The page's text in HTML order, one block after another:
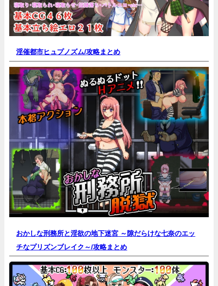
淫催都市ヒュプノズム/攻略まとめ
おかしな刑務所と淫欲の地下迷宮 ～隙だらけな七奈のエッ
チなプリズンブレイク～/攻略まとめ